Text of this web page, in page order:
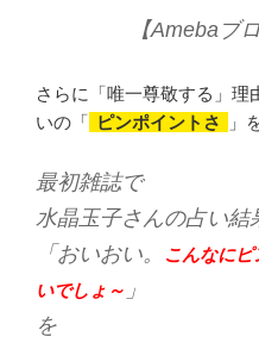
【Amebaブ
さらに「唯一尊敬する」理
いの「 ピンポイントさ 」
最初雑誌で
水晶玉子さんの占い結
「おいおい。
こんなに
いでしょ～ 」
を